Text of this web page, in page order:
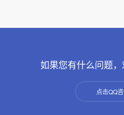
如果您有什么问题
点击QQ